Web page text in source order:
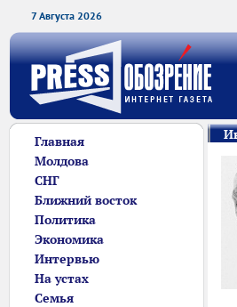
7 Августа 2026
Главная
Молдова
СНГ
Ближний восток
Политика
Экономика
Интервью
На устах
Семья